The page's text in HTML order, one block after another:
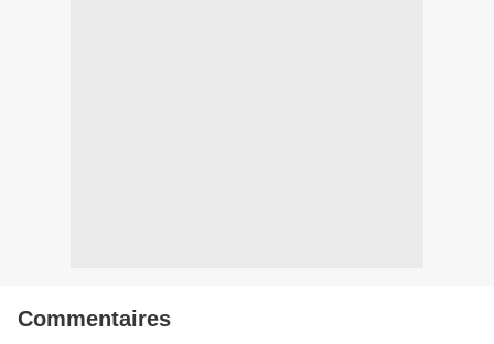
Commentaires